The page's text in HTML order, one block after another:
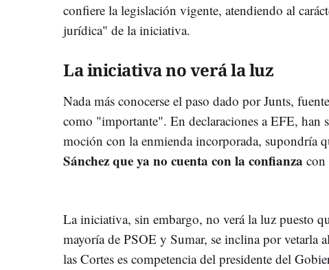
confiere la legislación vigente, atendiendo al
jurídica" de la iniciativa.
La iniciativa no verá la luz
Nada más conocerse el paso dado por Junts,
como "importante". En declaraciones a EFE, han
moción con la enmienda incorporada, supondría
Sánchez que ya no cuenta con la confianza con
La iniciativa, sin embargo, no verá la luz puesto
mayoría de PSOE y Sumar, se inclina por vetarla
las Cortes es competencia del presidente del